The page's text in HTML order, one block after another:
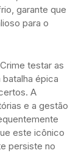
garante que
para o
testar as
épica
A
e a gestão
este icônico
persiste no